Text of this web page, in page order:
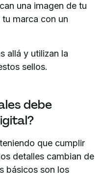
una imagen de tu
marca con un
allá y utilizan la
sellos.
debe
que cumplir
detalles cambian de
básicos son los